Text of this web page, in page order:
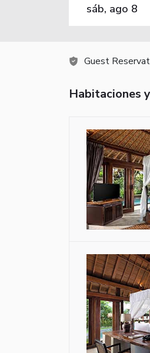
Guest
Habitaciones